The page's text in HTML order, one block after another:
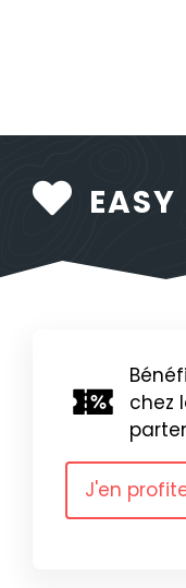
EASY
chez
J'en